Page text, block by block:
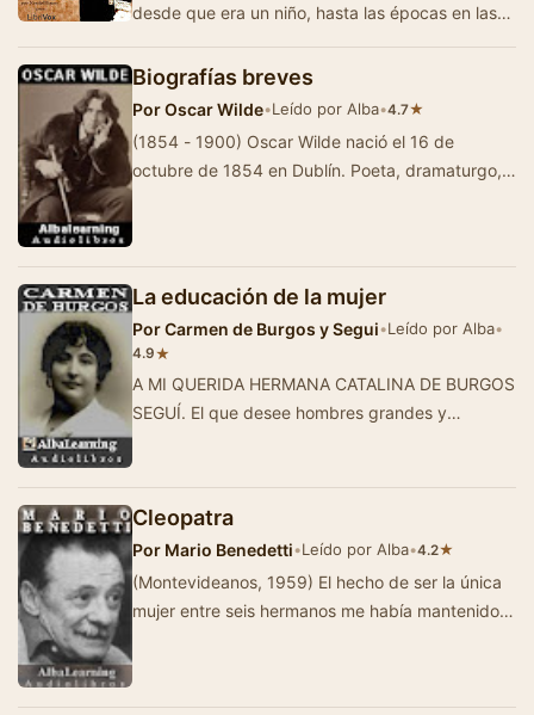
desde que era un niño, hasta las épocas en las
Biografías breves
PorOscar Wilde•Leído por Alba•4.7★
(1854 - 1900) Oscar Wilde nació el 16 de
octubre de 1854 en Dublín. Poeta, dramaturgo,
La educación de la mujer
PorCarmen de Burgos y Segui•Leído por Alba•
4.9★
A MI QUERIDA HERMANA CATALINA DE BURGOS
SEGUÍ. El que desee hombres grandes y
Cleopatra
Por Mario Benedetti•Leído por Alba•4.2★
(Montevideanos, 1959) El hecho de ser la única
mujer entre seis hermanos me había mantenido